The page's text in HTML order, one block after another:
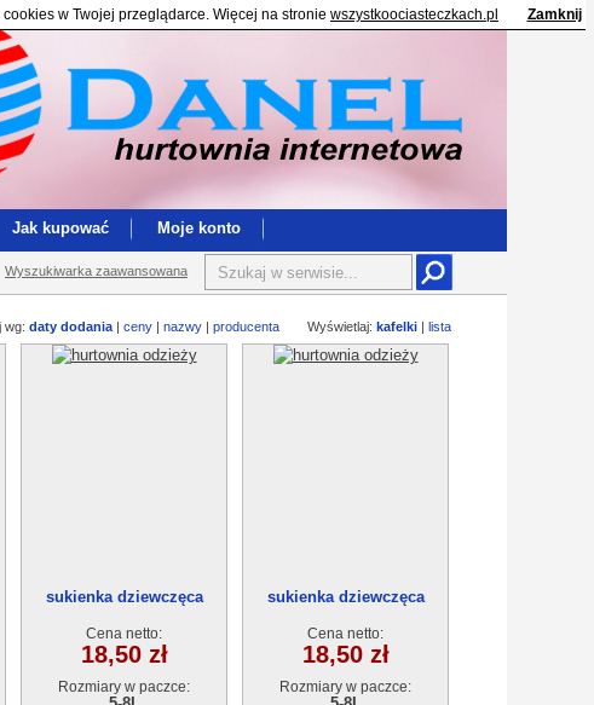
w Twojej przeglądarce. Więcej na stronie wszystkoociasteczkach.pl Zamknij
Wyszukiwarka zaawansowana
Jak kupować Moje konto
wg: daty dodania | ceny | nazwy | producenta Wyświetlaj: kafelki | lista
sukienka dziewczęca
Cena netto:
18,50 zł
Rozmiary w paczce:
sukienka dziewczęca
Cena netto:
18,50 zł
Rozmiary w paczce: